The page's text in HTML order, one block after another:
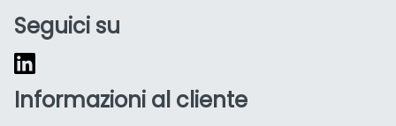
Seguici su
Informazioni al cliente